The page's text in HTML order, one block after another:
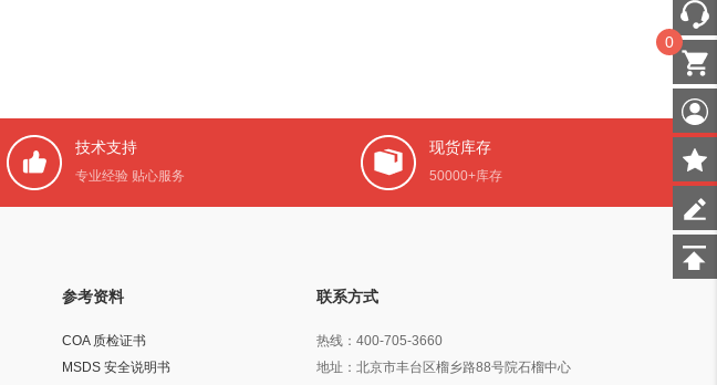
技术支持
专业经验 贴心服务
现货库存
50000+库存
参考资料
COA 质检证书
MSDS 安全说明书
联系方式
热线： 400-705-3660
地址： 北京市丰台区榴乡路88号院石榴中心
0